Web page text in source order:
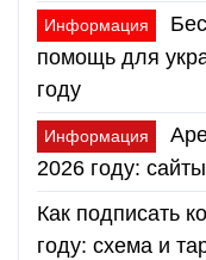
Информация
помощь для
году
Информация
2026 году:
Как подписать
году: схема и